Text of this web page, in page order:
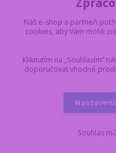
Poznej partnera-
Náš e-shop a partneři
cookies, aby Vám mohli
Kliknutím na „Souhlasím“
doporučovat vhodné
Nastavení
Souhlas